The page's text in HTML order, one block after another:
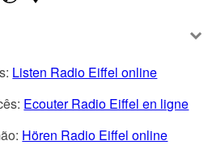
Listen Radio Eiffel online
Ecouter Radio Eiffel en ligne
Hören Radio Eiffel online